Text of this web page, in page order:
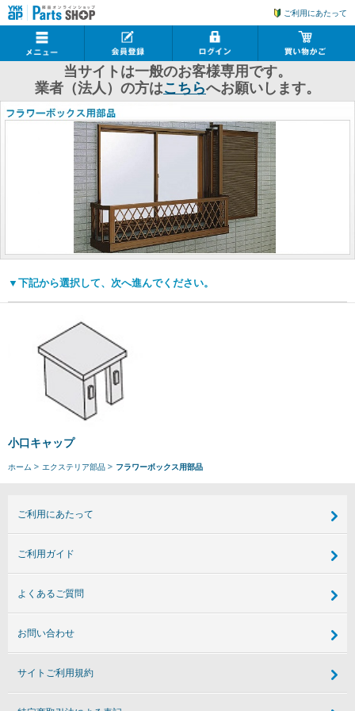
ご利用にあたって
当サイトは一般のお客様専用です。
業者（法人）の方はこちらへお願いします。
▼下記から選択して、次へ進んでください。
小口キャップ
ホーム エクステリア部品 フラワーボックス用部品
ご利用にあたって
ご利用ガイド
よくあるご質問
お問い合わせ
サイトご利用規約